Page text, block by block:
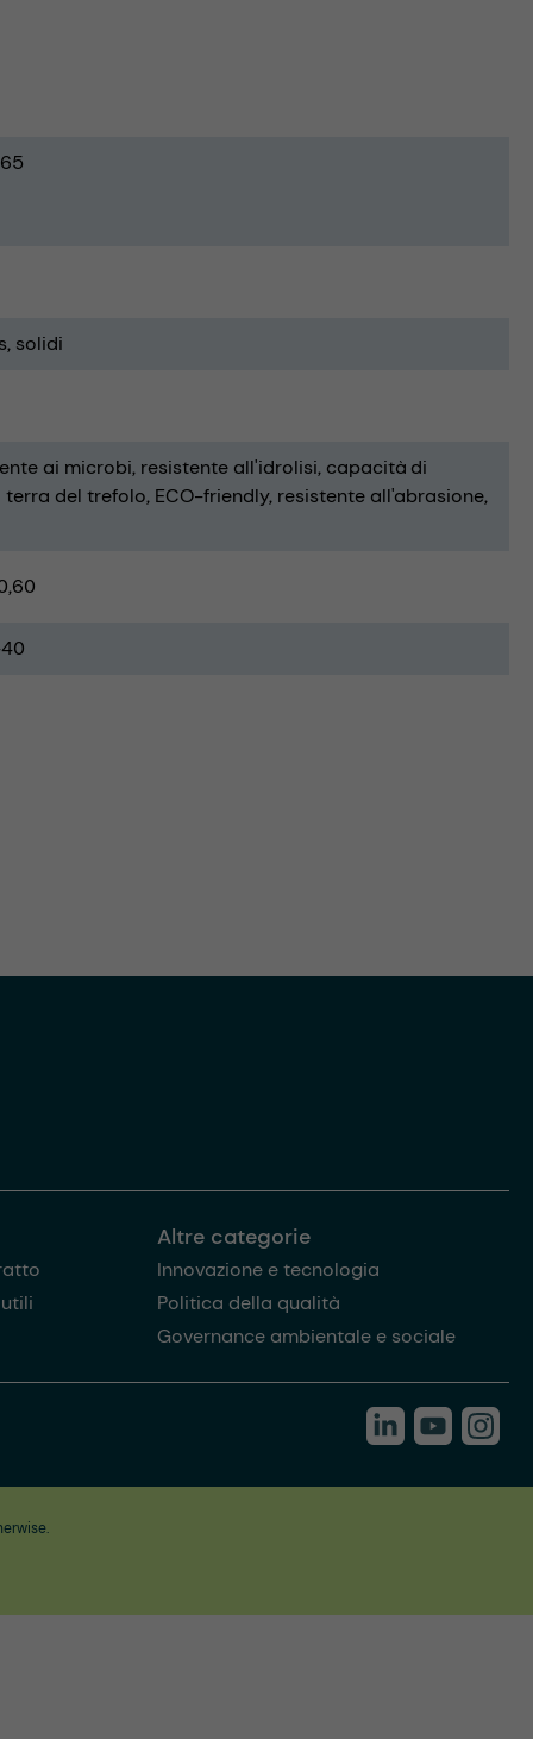
65
solidi
ai microbi resistente all'idrolisi capacità di
terra del trefolo ECO-friendly resistente all'abrasione
Altre categorie
Innovazione e tecnologia
Politica della qualità
Governance ambientale e sociale